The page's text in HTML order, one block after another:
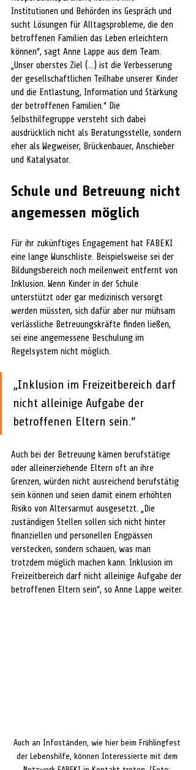
Institutionen und Behörden ins Gespräch und
sucht Lösungen für Alltagsprobleme, die den
betroffenen Familien das Leben erleichtern
können“, sagt Anne Lappe aus dem Team.
„Unser oberstes Ziel (…) ist die Verbesserung
der gesellschaftlichen Teilhabe unserer Kinder
und die Entlastung, Information und Stärkung
der betroffenen Familien.“ Die
Selbsthilfegruppe versteht sich dabei
ausdrücklich nicht als Beratungsstelle, sondern
eher als Wegweiser, Brückenbauer, Anschieber
und Katalysator.
Schule und Betreuung nicht
angemessen möglich
Für ihr zukünftiges Engagement hat FABEKI
eine lange Wunschliste. Beispielsweise sei der
Bildungsbereich noch meilenweit entfernt von
Inklusion. Wenn Kinder in der Schule
unterstützt oder gar medizinisch versorgt
werden müssten, sich dafür aber nur mühsam
verlässliche Betreuungskräfte finden ließen,
sei eine angemessene Beschulung im
Regelsystem nicht möglich.
„Inklusion im Freizeitbereich darf
nicht alleinige Aufgabe der
betroffenen Eltern sein.“
Auch bei der Betreuung kämen berufstätige
oder alleinerziehende Eltern oft an ihre
Grenzen, würden nicht ausreichend berufstätig
sein können und seien damit einem erhöhten
Risiko von Altersarmut ausgesetzt. „Die
zuständigen Stellen sollen sich nicht hinter
finanziellen und personellen Engpässen
verstecken, sondern schauen, was man
trotzdem möglich machen kann. Inklusion im
Freizeitbereich darf nicht alleinige Aufgabe der
betroffenen Eltern sein“, so Anne Lappe weiter.
Auch an Infoständen, wie hier beim Frühlingfest
der Lebenshilfe, können Interessierte mit dem